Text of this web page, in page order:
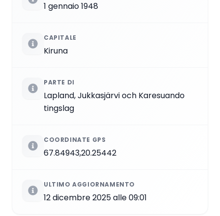
1 gennaio 1948
CAPITALE
Kiruna
PARTE DI
Lapland, Jukkasjärvi och Karesuando
tingslag
COORDINATE GPS
67.84943,20.25442
ULTIMO AGGIORNAMENTO
12 dicembre 2025 alle 09:01